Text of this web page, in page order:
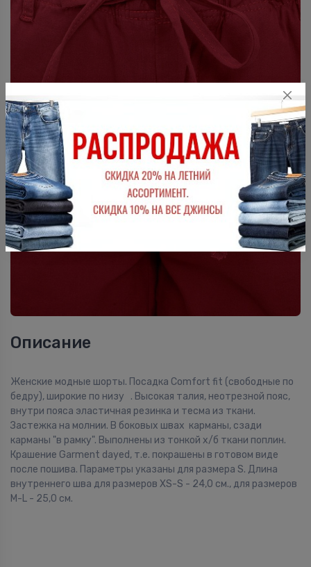
Описание
Женские модные шорты. Посадка Comfort fit (свободные по
бедру), широкие по низу . Высокая талия, неотрезной пояс,
внутри пояса эластичная резинка и тесма из ткани.
Застежка на молнии. В боковых швах карманы, сзади
карманы "в рамку". Выполнены из тонкой х/б ткани поплин.
Крашение Garment dayed, т.е. покрашены в готовом виде
после пошива. Параметры указаны для размера S. Длина
внутреннего шва для размеров XS-S - 24,0 см., для размеров
M-L - 25,0 см.